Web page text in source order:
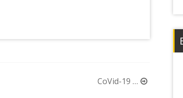
CoVid-19 …